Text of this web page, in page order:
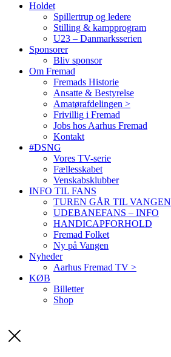
Holdet
Spillertrup og ledere
Stilling & kampprogram
U23 – Danmarksserien
Sponsorer
Bliv sponsor
Om Fremad
Fremads Historie
Ansatte & Bestyrelse
Amatørafdelingen >
Frivillig i Fremad
Jobs hos Aarhus Fremad
Kontakt
#DSNG
Vores TV-serie
Fællesskabet
Venskabsklubber
INFO TIL FANS
TUREN GÅR TIL VANGEN
UDEBANEFANS – INFO
HANDICAPFORHOLD
Fremad Folket
Ny på Vangen
Nyheder
Aarhus Fremad TV >
KØB
Billetter
Shop